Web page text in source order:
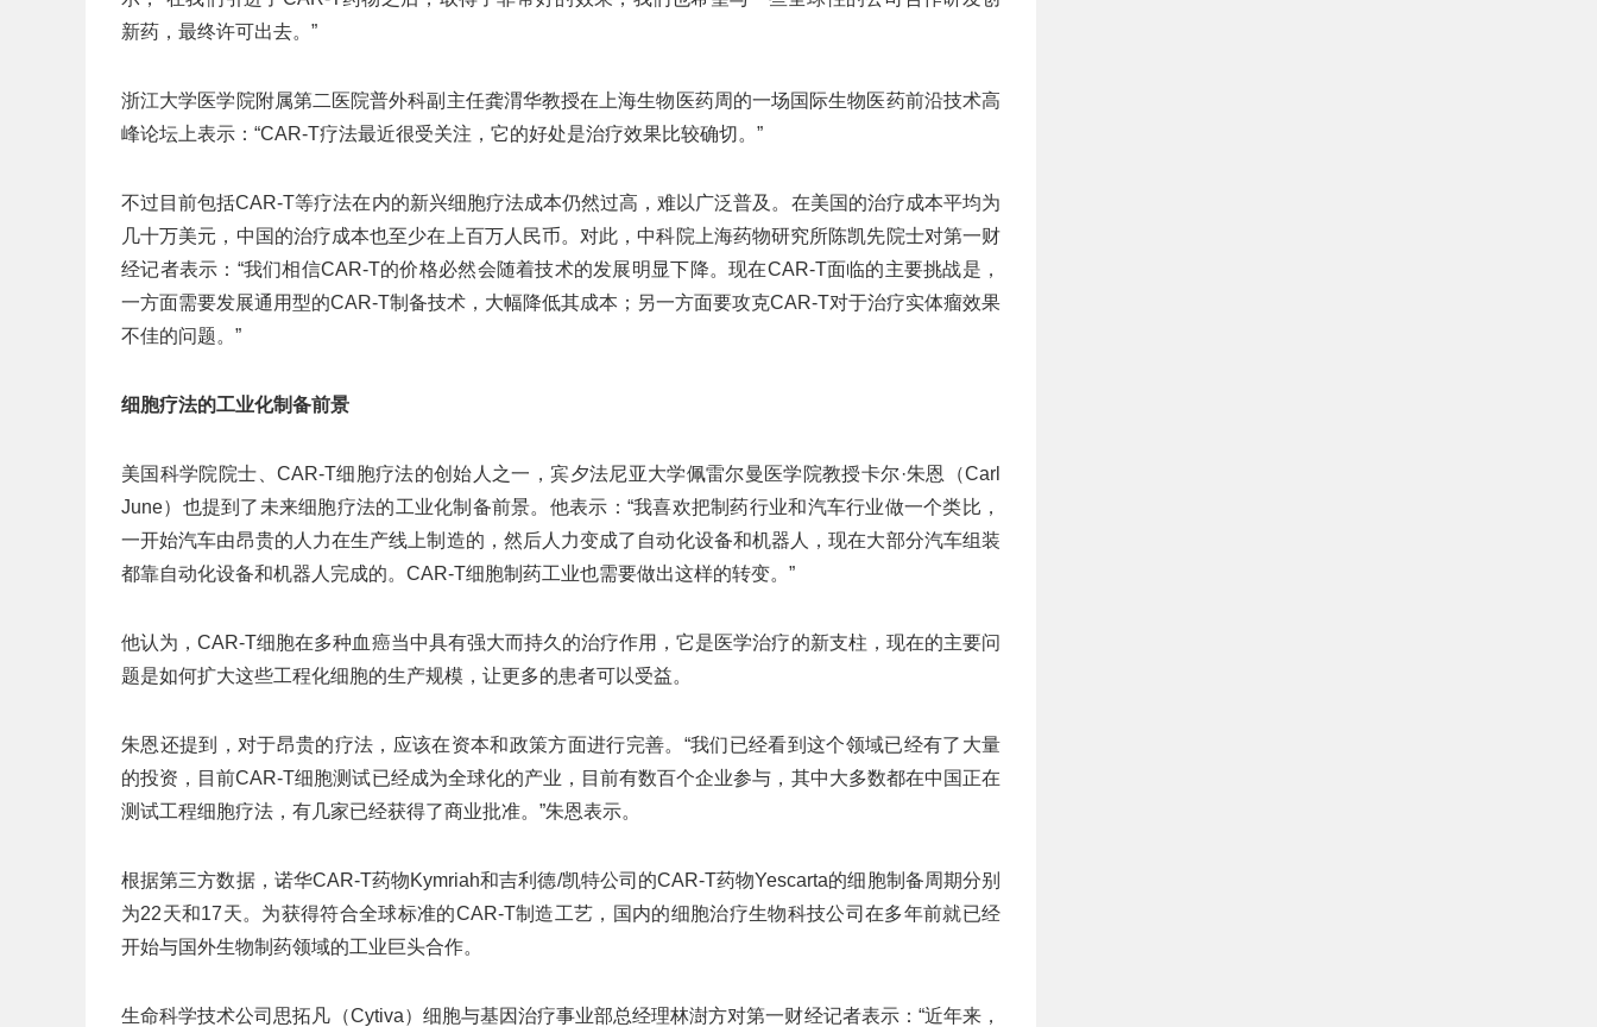
新药，最终许可出去。”
浙江大学医学院附属第二医院普外科副主任龚渭华教授在上海生物医药周的一场国际生物医药前沿技术高
峰论坛上表示：“CAR-T疗法最近很受关注，它的好处是治疗效果比较确切。”
不过目前包括CAR-T等疗法在内的新兴细胞疗法成本仍然过高，难以广泛普及。在美国的治疗成本平均为
几十万美元，中国的治疗成本也至少在上百万人民币。对此，中科院上海药物研究所陈凯先院士对第一财
经记者表示：“我们相信CAR-T的价格必然会随着技术的发展明显下降。现在CAR-T面临的主要挑战是，
一方面需要发展通用型的CAR-T制备技术，大幅降低其成本；另一方面要攻克CAR-T对于治疗实体瘤效果
不佳的问题。”
细胞疗法的工业化制备前景
美国科学院院士、CAR-T细胞疗法的创始人之一，宾夕法尼亚大学佩雷尔曼医学院教授卡尔·朱恩（Carl
June）也提到了未来细胞疗法的工业化制备前景。他表示：“我喜欢把制药行业和汽车行业做一个类比，
一开始汽车由昂贵的人力在生产线上制造的，然后人力变成了自动化设备和机器人，现在大部分汽车组装
都靠自动化设备和机器人完成的。CAR-T细胞制药工业也需要做出这样的转变。”
他认为，CAR-T细胞在多种血癌当中具有强大而持久的治疗作用，它是医学治疗的新支柱，现在的主要问
题是如何扩大这些工程化细胞的生产规模，让更多的患者可以受益。
朱恩还提到，对于昂贵的疗法，应该在资本和政策方面进行完善。“我们已经看到这个领域已经有了大量
的投资，目前CAR-T细胞测试已经成为全球化的产业，目前有数百个企业参与，其中大多数都在中国正在
测试工程细胞疗法，有几家已经获得了商业批准。”朱恩表示。
根据第三方数据，诺华CAR-T药物Kymriah和吉利德/凯特公司的CAR-T药物Yescarta的细胞制备周期分别
为22天和17天。为获得符合全球标准的CAR-T制造工艺，国内的细胞治疗生物科技公司在多年前就已经
开始与国外生物制药领域的工业巨头合作。
生命科学技术公司思拓凡（Cytiva）细胞与基因治疗事业部总经理林澍方对第一财经记者表示：“近年来，